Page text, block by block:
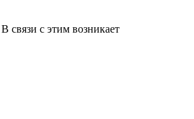
связи с этим возникает